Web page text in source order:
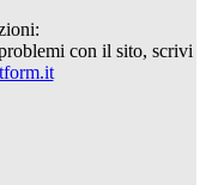
con il sito, scrivi